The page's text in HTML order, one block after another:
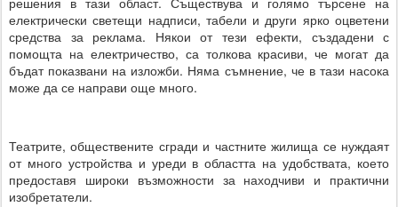
електрически светещи надписи, табели и други ярко оцветени
средства за реклама. Някои от тези ефекти, създадени с
помощта на електричество, са толкова красиви, че могат да
бъдат показвани на изложби. Няма съмнение, че в тази насока
може да се направи още много.
Театрите, обществените сгради и частните жилища се нуждаят
от много устройства и уреди в областта на удобствата, което
предоставя широки възможности за находчиви и практични
изобретатели.